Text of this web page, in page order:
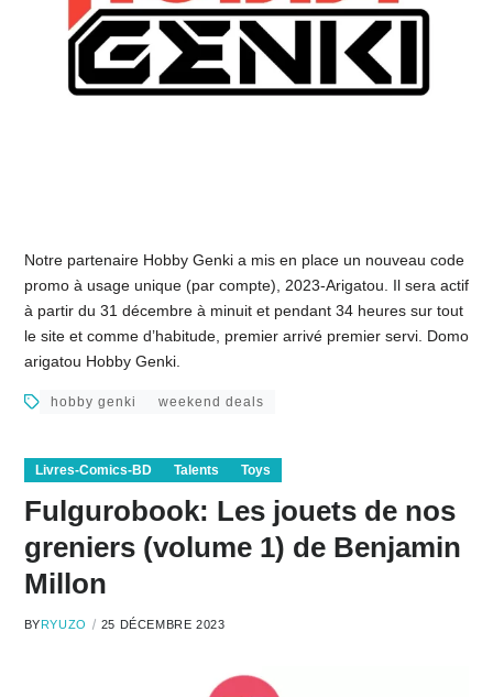
Notre partenaire Hobby Genki a mis en place un nouveau code
promo à usage unique (par compte), 2023-Arigatou. Il sera actif
à partir du 31 décembre à minuit et pendant 34 heures sur tout
le site et comme d’habitude, premier arrivé premier servi. Domo
arigatou Hobby Genki.
hobby genki weekend deals
Livres-Comics-BD Talents Toys
Fulgurobook: Les jouets de nos
greniers (volume 1) de Benjamin
Millon
BY RYUZO 25 DÉCEMBRE 2023